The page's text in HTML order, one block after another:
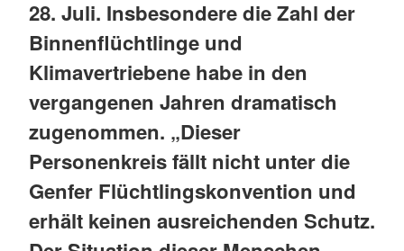
28. Juli. Insbesondere die Zahl der
Binnenflüchtlinge und
Klimavertriebene habe in den
vergangenen Jahren dramatisch
zugenommen. „Dieser
Personenkreis fällt nicht unter die
Genfer Flüchtlingskonvention und
erhält keinen ausreichenden Schutz.